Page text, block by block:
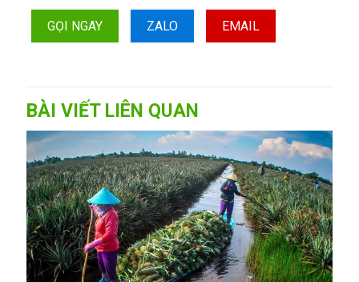
GỌI NGAY ZALO EMAIL
BÀI VIẾT LIÊN QUAN